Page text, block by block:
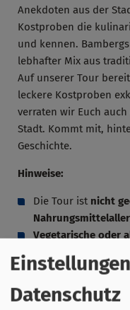
Anekdoten aus der
Kostproben die
und kennen.
lebhafter Mix aus
Auf unserer Tour
leckere Kostproben
verraten wir Euch
Stadt. Kommt mit,
Geschichte.
Hinweise:
Die Tour ist nicht
Vegetarische oder
Voranmeldung
per E-Mail
(0049/ (0)173/56 54
Wir empfehlen
Datenschutz